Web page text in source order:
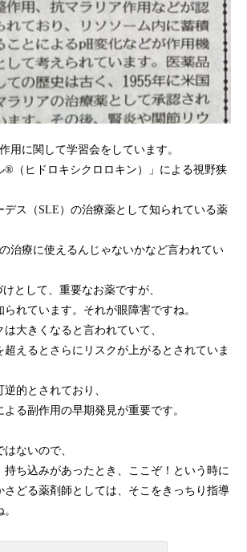
用に関して学習会をしています。
®（ヒドロキシクロロキン）」による視野狭
デス（SLE）の治療薬として知られている薬
治療に使えるんじゃないかなど言われてい
として、重要なお薬ですが、
れています。それが眼障害ですね。
大きくなると言われていて、
超えるとさらにリスクが上がるとされていま
的とされており、
る副作用の早期発見が重要です。
ないので、
持ち込みがあったとき、ここぞ！という時に
さどる薬剤師としては、そこをきっちり指導